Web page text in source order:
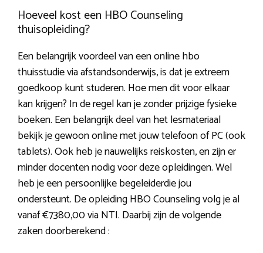
Hoeveel kost een HBO Counseling
thuisopleiding?
Een belangrijk voordeel van een online hbo
thuisstudie via afstandsonderwijs, is dat je extreem
goedkoop kunt studeren. Hoe men dit voor elkaar
kan krijgen? In de regel kan je zonder prijzige fysieke
boeken. Een belangrijk deel van het lesmateriaal
bekijk je gewoon online met jouw telefoon of PC (ook
tablets). Ook heb je nauwelijks reiskosten, en zijn er
minder docenten nodig voor deze opleidingen. Wel
heb je een persoonlijke begeleiderdie jou
ondersteunt. De opleiding HBO Counseling volg je al
vanaf €7380,00 via NTI. Daarbij zijn de volgende
zaken doorberekend :